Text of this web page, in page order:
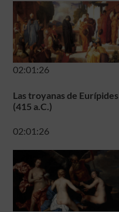
02:01:26
Las troyanas de Eurípides
(415 a.C.)
02:01:26